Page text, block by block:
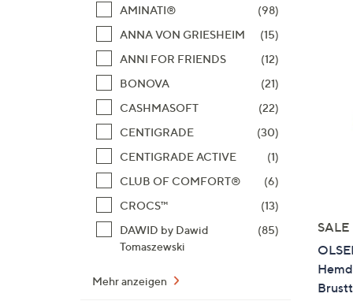
AMINATI®
(98)
ANNA VON GRIESHEIM
(15)
ANNI FOR FRIENDS
(12)
BONOVA
(21)
CASHMASOFT
(22)
CENTIGRADE
(30)
CENTIGRADE ACTIVE
(1)
CLUB OF COMFORT®
(6)
CROCS™
(13)
DAWID by Dawid
Tomaszewski
(85)
Mehr anzeigen
SALE